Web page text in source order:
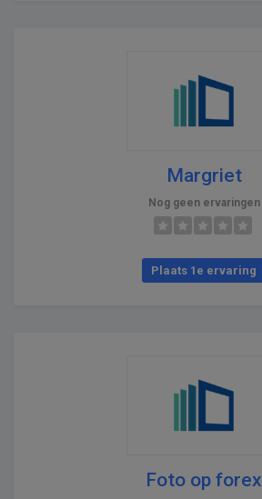
Margriet
Nog geen ervaringen
Plaats 1e ervaring
Foto op forex